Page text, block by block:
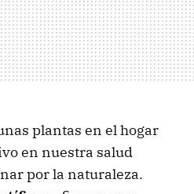
plantas en el hogar
en nuestra salud
por la naturaleza.